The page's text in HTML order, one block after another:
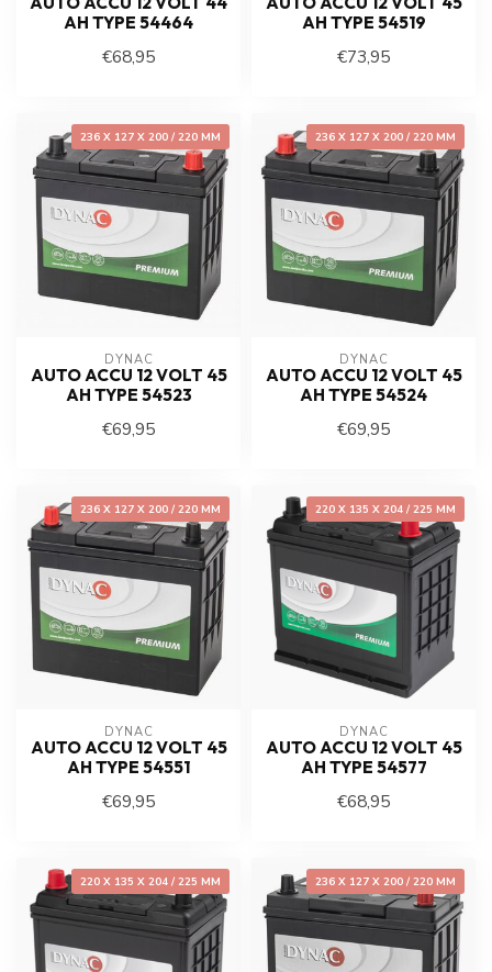
AH TYPE 54464
€68,95
AH TYPE 54519
€73,95
236 X 127 X 200 / 220 MM
DYNAC
AUTO ACCU 12 VOLT 45
AH TYPE 54523
€69,95
236 X 127 X 200 / 220 MM
DYNAC
AUTO ACCU 12 VOLT 45
AH TYPE 54524
€69,95
236 X 127 X 200 / 220 MM
DYNAC
AUTO ACCU 12 VOLT 45
AH TYPE 54551
€69,95
220 X 135 X 204 / 225 MM
DYNAC
AUTO ACCU 12 VOLT 45
AH TYPE 54577
€68,95
220 X 135 X 204 / 225 MM 236 X 127 X 200 / 220 MM